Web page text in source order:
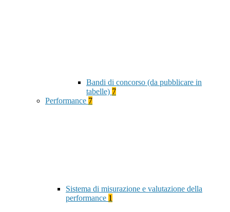
Bandi di concorso (da pubblicare in
tabelle) 7
Performance 7
Sistema di misurazione e valutazione della
performance 1